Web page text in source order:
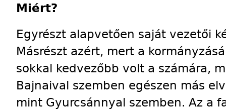
Miért?
Egyrészt alapvetően saját vezetői
Másrészt azért, mert a
sokkal kedvezőbb volt a számára,
Bajnaival szemben egészen más
mint Gyurcsánnyal szemben. Az a